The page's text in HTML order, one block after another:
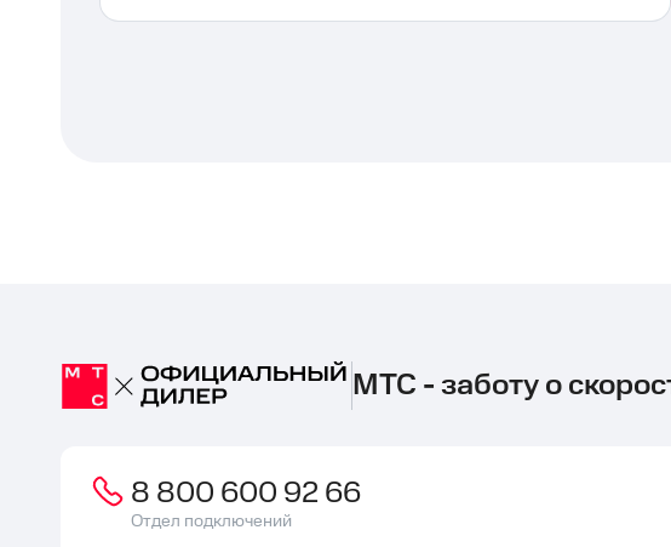
МТС - заботу о
8 800 600 92 66
Отдел подключений